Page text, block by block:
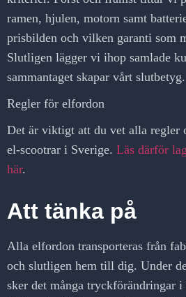
ramen, hjulen, motorn samt
prisbilden och vilken garanti som
Slutligen lägger vi ihop samlade
sammantaget skapar vårt slutbetyg.
Regler för elfordon
Det är viktigt att du vet alla regler
el-scootrar i Sverige. Läs därför
här.
Att tänka på
Alla elfordon transporteras från
och slutligen hem till dig. Under
sker det många tryckförändringar